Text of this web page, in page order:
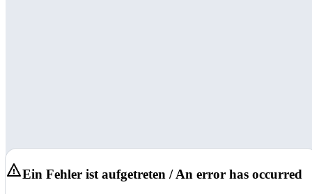
Ein Fehler ist aufgetreten / An error has occurred